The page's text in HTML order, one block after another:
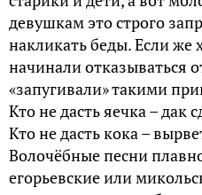
девушкам это строго
накликать беды. Если же
начинали отказываться
«запугивали» такими
Кто не дасть яечка – дак
Кто не дасть кока –
Волочёбные песни
егорьевские или